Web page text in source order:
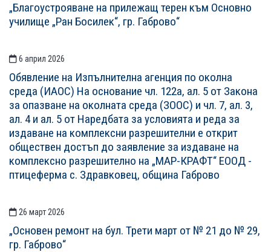
„Благоустрояване на прилежащ терен към Основно
училище „Ран Босилек“, гр. Габрово“
6 април 2026
Обявление на Изпълнителна агенция по околна
среда (ИАОС) На основание чл. 122а, ал. 5 от Закона
за опазване на околната среда (ЗООС) и чл. 7, ал. 3,
ал. 4 и ал. 5 от Наредбата за условията и реда за
издаване на комплексни разрешителни е открит
обществен достъп до заявление за издаване на
комплексно разрешително на „МАР-КРАФТ“ ЕООД -
птицеферма с. Здравковец, община Габрово
26 март 2026
„Основен ремонт на бул. Трети март от № 21 до № 29,
гр. Габрово“